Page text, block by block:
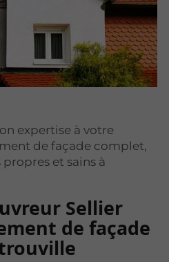
expertise à votre
de façade complet,
et sains à
Sellier
de façade